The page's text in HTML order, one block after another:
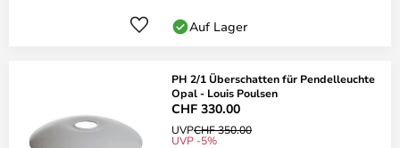
Auf Lager
PH 2/1 Überschatten für Pendelleuchte
Opal - Louis Poulsen
CHF 330.00
UVPCHF 350.00
UVP -5%